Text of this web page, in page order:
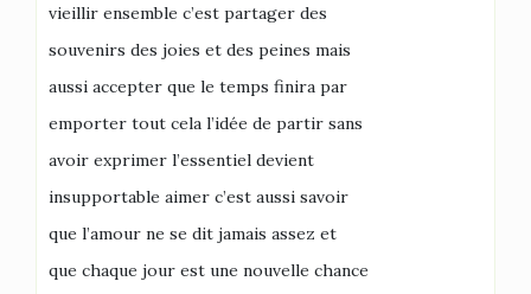
vieillir ensemble c’est partager des
souvenirs des joies et des peines mais
aussi accepter que le temps finira par
emporter tout cela l’idée de partir sans
avoir exprimer l’essentiel devient
insupportable aimer c’est aussi savoir
que l’amour ne se dit jamais assez et
que chaque jour est une nouvelle chance